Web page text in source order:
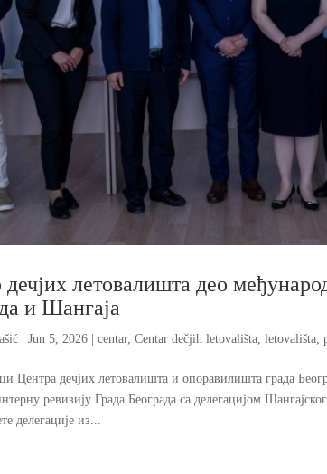
летовалишта део
и Шангаја
|Jun 5, 2026 |centar,Centar dečjih letovališta,letovališta,
Центра дечјих летовалишта и опоравилишта града
ревизију Града Београда са делегацијом
делегације из...